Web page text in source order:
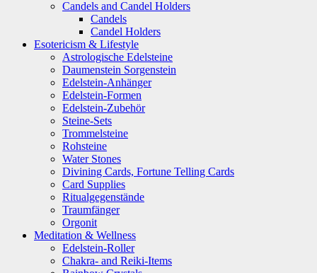
Candels and Candel Holders
Candels
Candel Holders
Esotericism & Lifestyle
Astrologische Edelsteine
Daumenstein Sorgenstein
Edelstein-Anhänger
Edelstein-Formen
Edelstein-Zubehör
Steine-Sets
Trommelsteine
Rohsteine
Water Stones
Divining Cards, Fortune Telling Cards
Card Supplies
Ritualgegenstände
Traumfänger
Orgonit
Meditation & Wellness
Edelstein-Roller
Chakra- and Reiki-Items